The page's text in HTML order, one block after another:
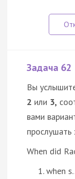
Задача 62
Вы
2 или 3,
вами
When did
when